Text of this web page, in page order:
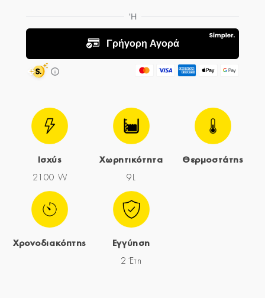
Ισχύς
2100 W
Χωρητικότητα
9L
Θερμοστάτης
Χρονοδιακόπτης Εγγύηση
2 Έτη